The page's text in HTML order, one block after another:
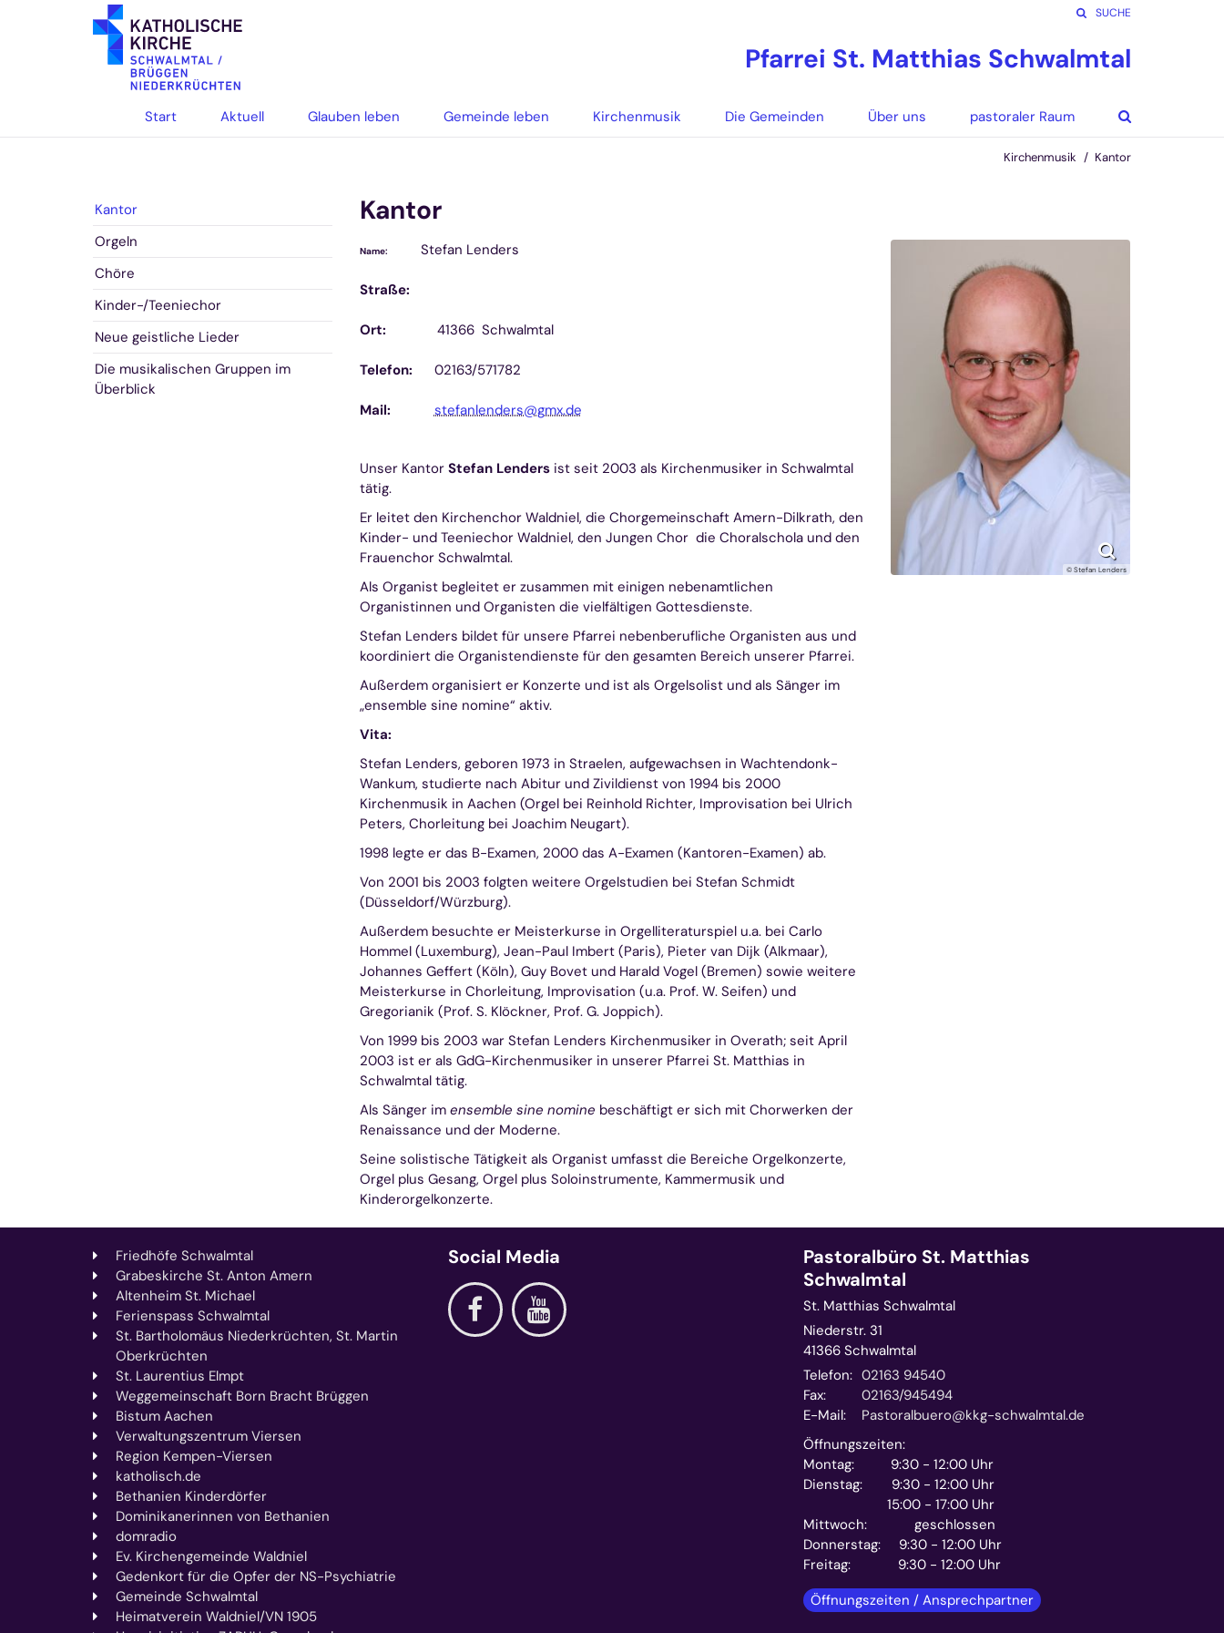
Zum Inhalt springen SUCHE
Pfarrei St. Matthias Schwalmtal
Start Aktuell Glauben leben Gemeinde leben Kirchenmusik Die Gemeinden Über uns pastoraler Raum
Kirchenmusik Kantor
Kantor
© Stefan Lenders
Name: Stefan Lenders
Straße:
Ort: 41366 Schwalmtal
Telefon: 02163/571782
Mail: stefanlenders@gmx.de
Unser Kantor Stefan Lendersist seit 2003 als Kirchenmusiker in Schwalmtal
tätig.
Er leitet den Kirchenchor Waldniel, die Chorgemeinschaft Amern-Dilkrath, den
Kinder- und Teeniechor Waldniel, den Jungen Chor die Choralschola und den
Frauenchor Schwalmtal.
Als Organist begleitet er zusammen mit einigen nebenamtlichen
Organistinnen und Organisten die vielfältigen Gottesdienste.
Stefan Lenders bildet für unsere Pfarrei nebenberufliche Organisten aus und
koordiniert die Organistendienste für den gesamten Bereich unserer Pfarrei.
Außerdem organisiert er Konzerte und ist als Orgelsolist und als Sänger im
„ensemble sine nomine“ aktiv.
Vita:
Stefan Lenders, geboren 1973 in Straelen, aufgewachsen in Wachtendonk-
Wankum, studierte nach Abitur und Zivildienst von 1994 bis 2000
Kirchenmusik in Aachen (Orgel bei Reinhold Richter, Improvisation bei Ulrich
Peters, Chorleitung bei Joachim Neugart).
1998 legte er das B-Examen, 2000 das A-Examen (Kantoren-Examen) ab.
Von 2001 bis 2003 folgten weitere Orgelstudien bei Stefan Schmidt
(Düsseldorf/Würzburg).
Außerdem besuchte er Meisterkurse in Orgelliteraturspiel u.a. bei Carlo
Hommel (Luxemburg), Jean-Paul Imbert (Paris), Pieter van Dijk (Alkmaar),
Johannes Geffert (Köln), Guy Bovet und Harald Vogel (Bremen) sowie weitere
Meisterkurse in Chorleitung, Improvisation (u.a. Prof. W. Seifen) und
Gregorianik (Prof. S. Klöckner, Prof. G. Joppich).
Von 1999 bis 2003 war Stefan Lenders Kirchenmusiker in Overath; seit April
2003 ist er als GdG-Kirchenmusiker in unserer Pfarrei St. Matthias in
Schwalmtal tätig.
Als Sänger im ensemble sine nomine beschäftigt er sich mit Chorwerken der
Renaissance und der Moderne.
Seine solistische Tätigkeit als Organist umfasst die Bereiche Orgelkonzerte,
Orgel plus Gesang, Orgel plus Soloinstrumente, Kammermusik und
Kinderorgelkonzerte.
Kantor
Orgeln
Chöre
Kinder-/Teeniechor
Neue geistliche Lieder
Die musikalischen Gruppen im
Überblick
Friedhöfe Schwalmtal
Grabeskirche St. Anton Amern
Altenheim St. Michael
Ferienspass Schwalmtal
St. Bartholomäus Niederkrüchten, St. Martin
Oberkrüchten
St. Laurentius Elmpt
Weggemeinschaft Born Bracht Brüggen
Bistum Aachen
Verwaltungszentrum Viersen
Region Kempen-Viersen
katholisch.de
Bethanien Kinderdörfer
Dominikanerinnen von Bethanien
domradio
Ev. Kirchengemeinde Waldniel
Gedenkort für die Opfer der NS-Psychiatrie
Gemeinde Schwalmtal
Heimatverein Waldniel/VN 1905
Social Media
Pastoralbüro St. Matthias
Schwalmtal
St. Matthias Schwalmtal
Niederstr. 31
41366 Schwalmtal
Telefon: 02163 94540
Fax:
02163/945494
E-Mail:
Pastoralbuero@kkg-schwalmtal.de
Öffnungszeiten:
Montag: 9:30 - 12:00 Uhr
Dienstag: 9:30 - 12:00 Uhr
15:00 - 17:00 Uhr
Mittwoch: geschlossen
Donnerstag: 9:30 - 12:00 Uhr
Freitag: 9:30 - 12:00 Uhr
Öffnungszeiten / Ansprechpartner